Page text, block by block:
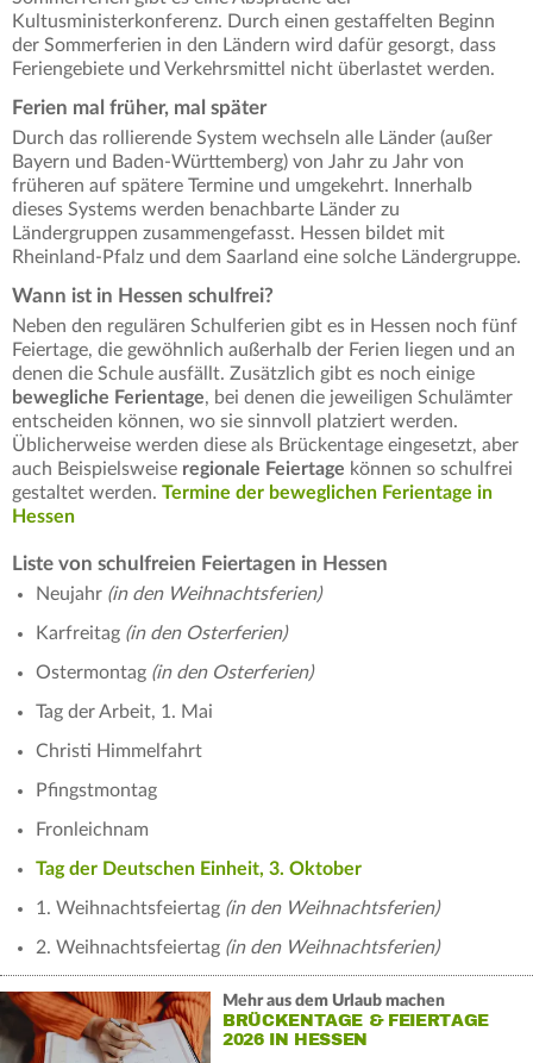
Kultusministerkonferenz. Durch einen gestaffelten Beginn
der Sommerferien in den Ländern wird dafür gesorgt, dass
Feriengebiete und Verkehrsmittel nicht überlastet werden.
Ferien mal früher, mal später
Durch das rollierende System wechseln alle Länder (außer
Bayern und Baden-Württemberg) von Jahr zu Jahr von
früheren auf spätere Termine und umgekehrt. Innerhalb
dieses Systems werden benachbarte Länder zu
Ländergruppen zusammengefasst. Hessen bildet mit
Rheinland-Pfalz und dem Saarland eine solche Ländergruppe.
Wann ist in Hessen schulfrei?
Neben den regulären Schulferien gibt es in Hessen noch fünf
Feiertage, die gewöhnlich außerhalb der Ferien liegen und an
denen die Schule ausfällt. Zusätzlich gibt es noch einige
bewegliche Ferientage, bei denen die jeweiligen Schulämter
entscheiden können, wo sie sinnvoll platziert werden.
Üblicherweise werden diese als Brückentage eingesetzt, aber
auch Beispielsweise regionale Feiertage können so schulfrei
gestaltet werden. Termine der beweglichen Ferientage in
Hessen
Liste von schulfreien Feiertagen in Hessen
Neujahr (in den Weihnachtsferien)
Karfreitag (in den Osterferien)
Ostermontag (in den Osterferien)
Tag der Arbeit, 1. Mai
Christi Himmelfahrt
Pfingstmontag
Fronleichnam
Tag der Deutschen Einheit, 3. Oktober
1. Weihnachtsfeiertag (in den Weihnachtsferien)
2. Weihnachtsfeiertag (in den Weihnachtsferien)
Mehr aus dem Urlaub machen
BRÜCKENTAGE & FEIERTAGE
2026 IN HESSEN